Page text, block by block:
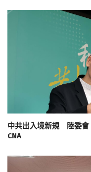
中共出入境新規 陸委會
CNA